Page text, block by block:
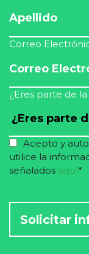
Correo
¿Eres parte de
Acepto y
utilice la
señalados aquí*